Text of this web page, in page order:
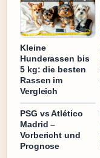
Kleine
Hunderassen bis
5 kg: die besten
Rassen im
Vergleich
PSG vs Atlético
Madrid –
Vorbericht und
Prognose